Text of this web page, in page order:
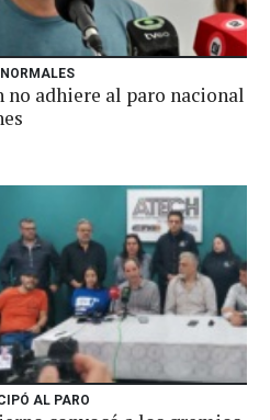
no adhiere al paro nacional
AL PARO